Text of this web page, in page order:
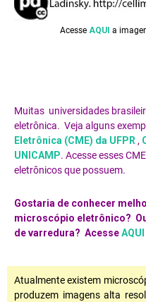
Acesse AQUI a
Muitas universidades
eletrônica. Veja alguns
Eletrônica (CME) da UFPR,
UNICAMP. Acesse esses
eletrônicos que possuem.
Gostaria de conhecer
microscópio eletrônico?
de varredura? AcesseAQUI
Atualmente existem
produzem imagens alta